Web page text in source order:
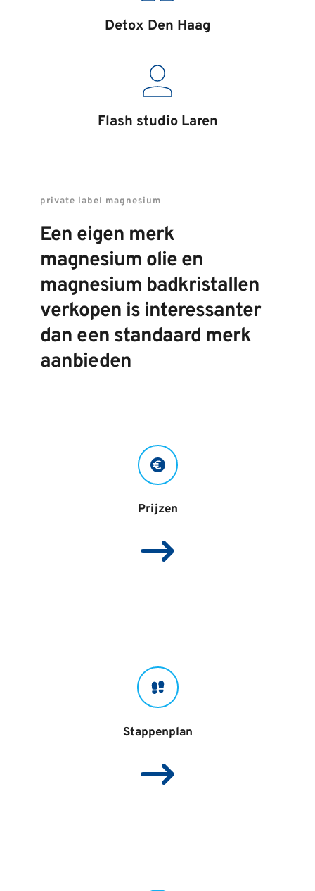
Detox Den Haag
Flash studio Laren
private label magnesium
Een eigen merk
magnesium olie en
magnesium badkristallen
verkopen is interessanter
dan een standaard merk
aanbieden
Prijzen
Stappenplan